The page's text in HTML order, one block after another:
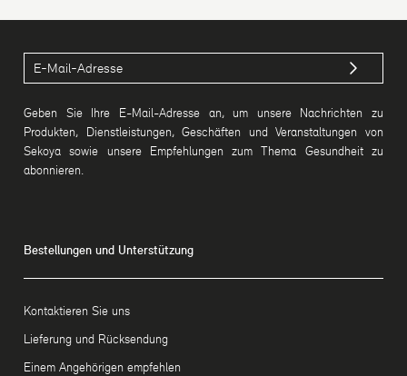
Geben Sie Ihre E-Mail-Adresse an, um unsere Nachrichten zu
Produkten, Dienstleistungen, Geschäften und Veranstaltungen von
Sekoya sowie unsere Empfehlungen zum Thema Gesundheit zu
abonnieren.
Bestellungen und Unterstützung
Kontaktieren Sie uns
Lieferung und Rücksendung
Einem Angehörigen empfehlen